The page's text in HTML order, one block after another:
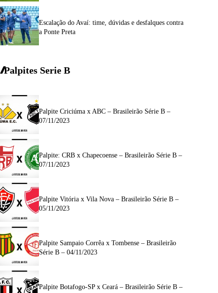
Escalação do Avaí: time, dúvidas e desfalques contra
a Ponte Preta
Palpites Serie B
Palpite Criciúma x ABC – Brasileirão Série B –
07/11/2023
Palpite: CRB x Chapecoense – Brasileirão Série B –
07/11/2023
Palpite Vitória x Vila Nova – Brasileirão Série B –
05/11/2023
Palpite Sampaio Corrêa x Tombense – Brasileirão
Série B – 04/11/2023
Palpite Botafogo-SP x Ceará – Brasileirão Série B –